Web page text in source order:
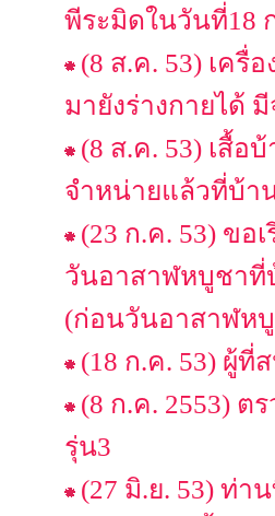
พีระมิดในวันที่18
(8 ส.ค. 53) เครื่
มายังร่างกายได้
(8 ส.ค. 53) เสื้
จำหน่ายแล้วที่บ้า
(23 ก.ค. 53) ขอ
วันอาสาฬหบูชาที่
(ก่อนวันอาสาฬห
(18 ก.ค. 53) ผู้ที่
(8 ก.ค. 2553)
รุ่น3
(27 มิ.ย. 53) ท่า